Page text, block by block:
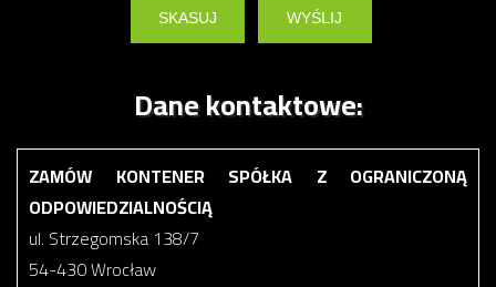
Dane kontaktowe:
ZAMÓW KONTENER SPÓŁKA Z OGRANICZONĄ
ODPOWIEDZIALNOŚCIĄ
ul. Strzegomska 138/7
54-430 Wrocław